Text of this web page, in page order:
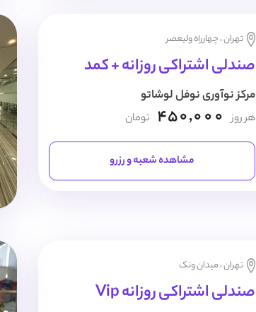
تهران ، چهارراه ولیعصر
صندلی اشتراکی روزانه + کمد
مرکز نوآوری نوفل لوشاتو
هر روز 450,000 تومان
مشاهده شعبه و رزرو
تهران ، میدان ونک
صندلی اشتراکی روزانه Vip